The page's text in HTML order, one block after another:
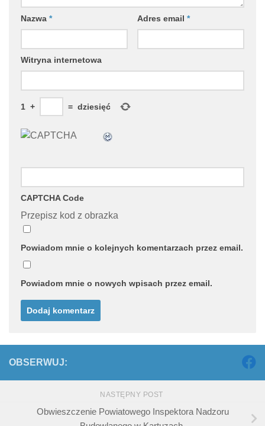
Nazwa * Adres email *
Witryna internetowa
1 + = dziesięć
CAPTCHA Code
Przepisz kod z obrazka
Powiadom mnie o kolejnych komentarzach przez email.
Powiadom mnie o nowych wpisach przez email.
OBSERWUJ:
NASTĘPNY POST
Obwieszczenie Powiatowego Inspektora Nadzoru